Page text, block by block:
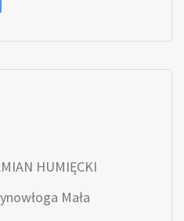
HUMIĘCKI
Mała